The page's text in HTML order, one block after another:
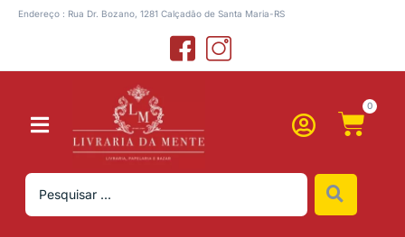
Endereço : Rua Dr. Bozano, 1281 Calçadão de Santa Maria-RS
0